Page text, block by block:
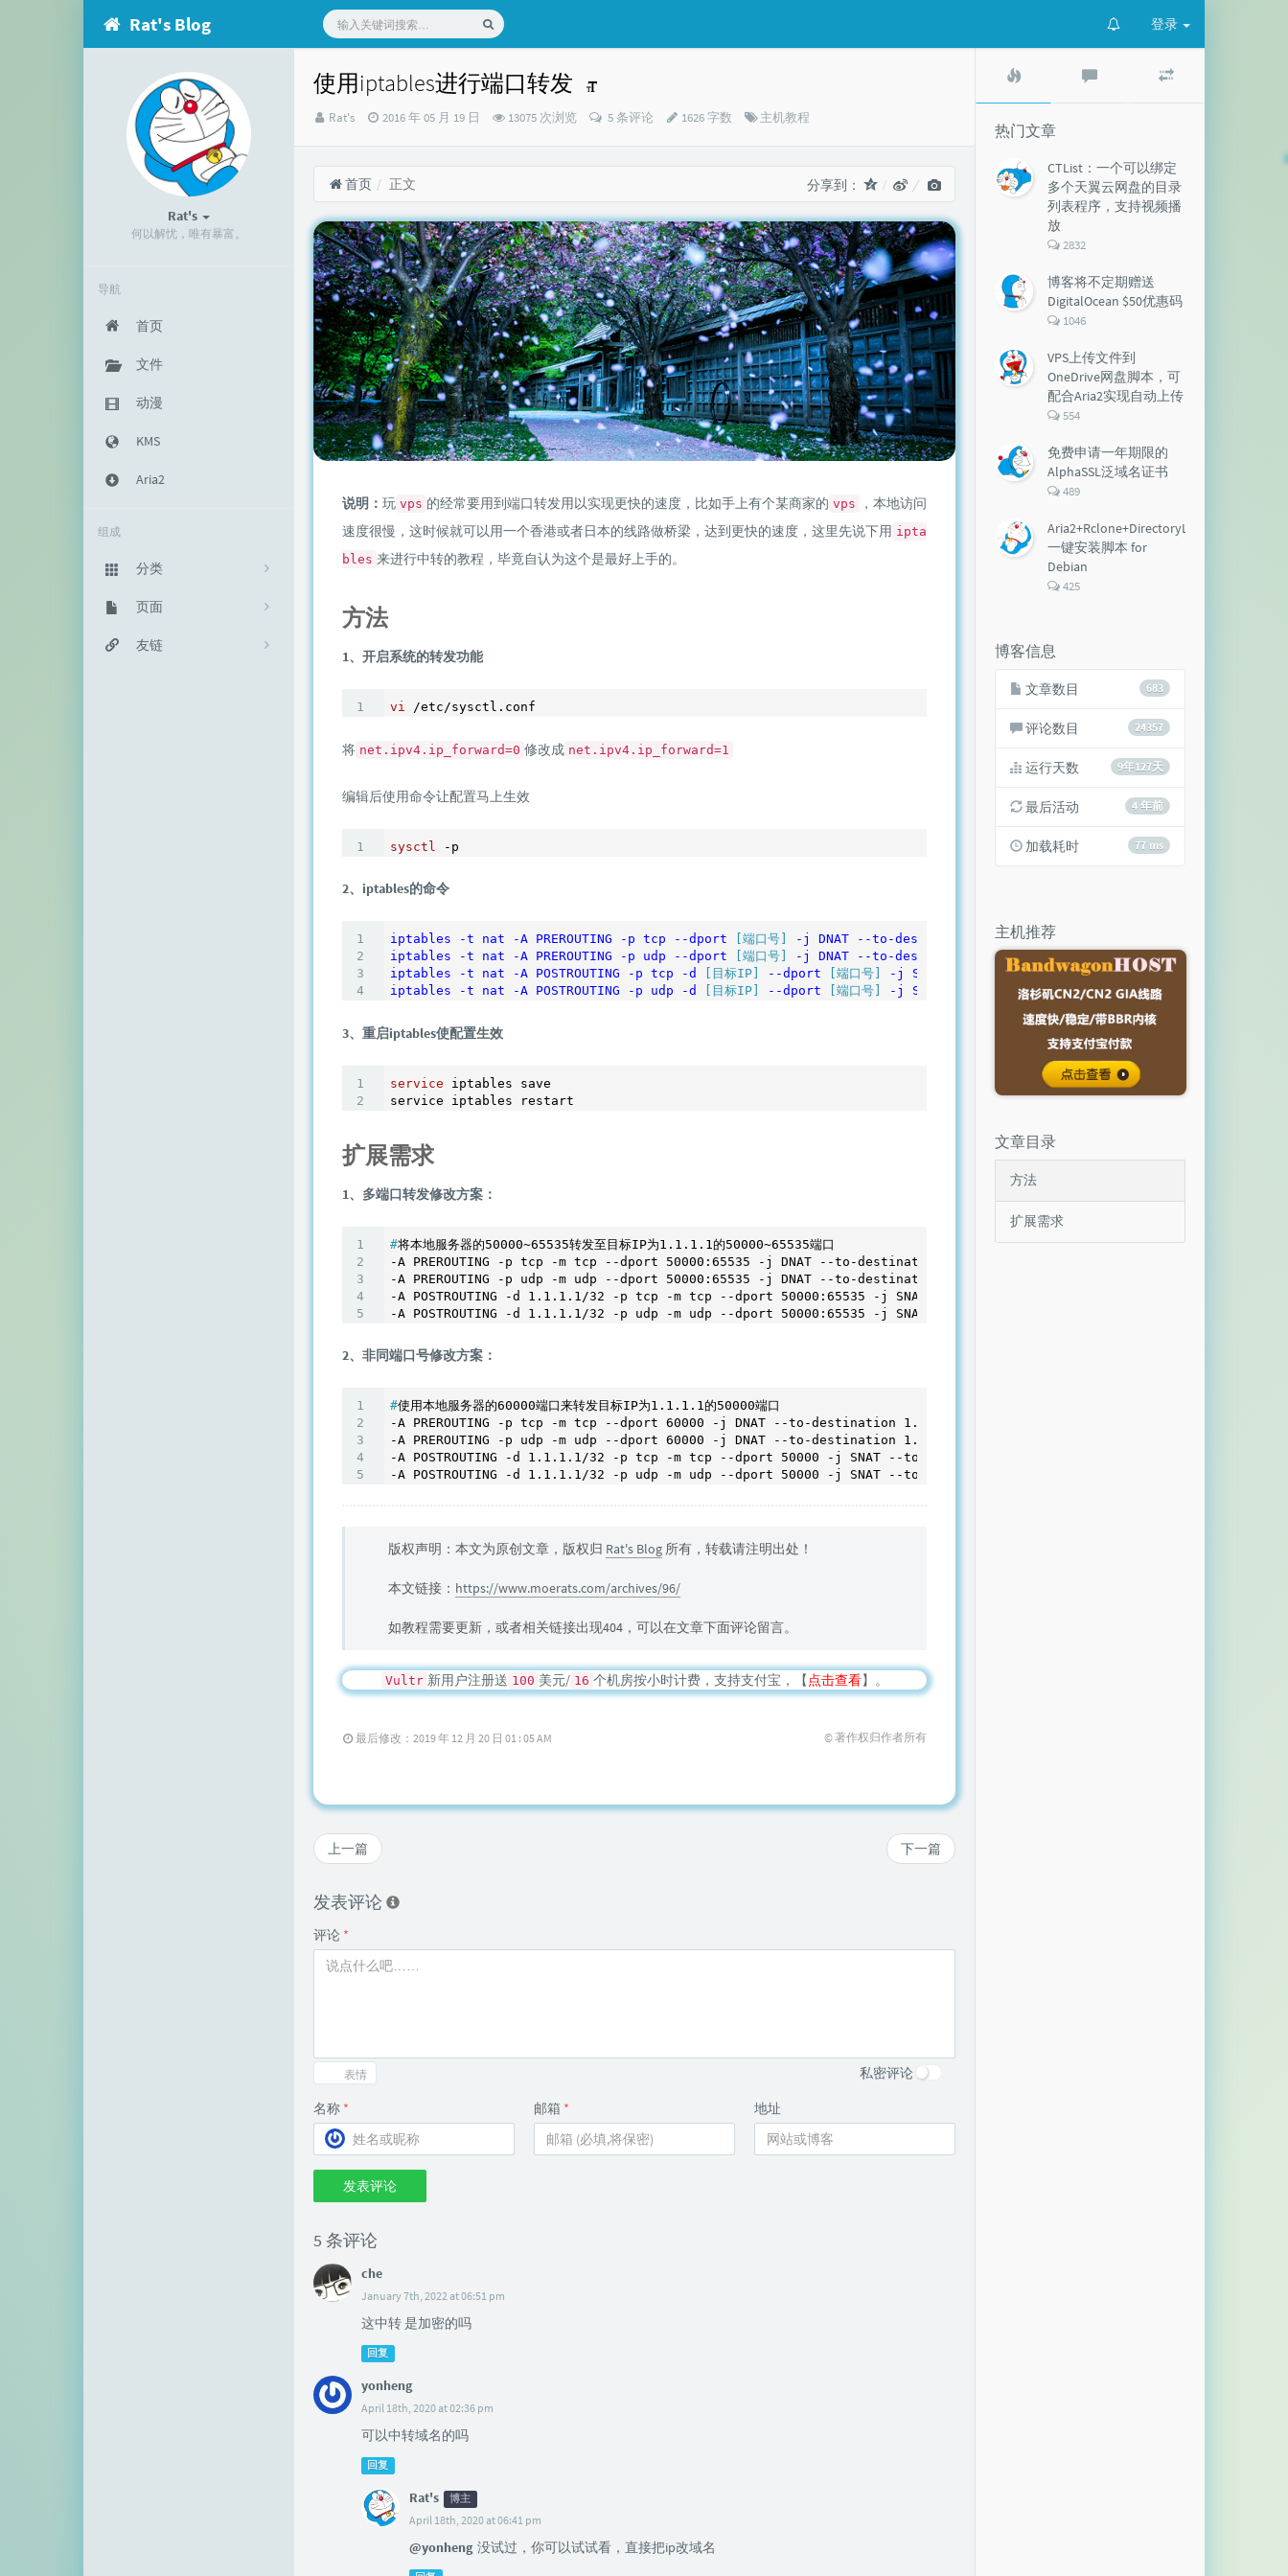
Rat's Blog 登录
Rat's
何以解忧，唯有暴富。
导航
首页
文件
动漫
KMS
Aria2
组成
分类
333
主机教程
235
建站知识
页面
归档栏
友链
使用iptables进行端口转发
博
Rat's
发
时
间：
2016 年 05 月 19 日 13075 次浏览 5 条评论 1626 字数
分
主机教程
首页 正文 分享到：
说明： 玩 vps 的经常要用到端口转发用以实现更快的速度，比如手上有个某商家的 vps
，本地访问
速度很慢，这时候就可以用一个香港或者日本的线路做桥梁，达到更快的速度，这里先说下用 ipta
bles 来进行中转的教程，毕竟自认为这个是最好上手的。
方法
1、开启系统的转发功能
vi
将 net.ipv4.ip_forward=0 修改成 net.ipv4.ip_forward=1
编辑后使用命令让配置马上生效
sysctl
2、iptables的命令
iptables -t nat -A PREROUTING -p tcp --dport [端口号] -j DNAT --to-destination
[目标IP]
iptables
-t nat -A PREROUTING -p udp --dport [端口号] -j DNAT --to-destination
[目标IP]
iptables
-t nat -A POSTROUTING -p tcp -d [目标IP] --dport [端口号] -j SNAT --to-source [本地服务器IP]
iptables
-t nat -A POSTROUTING -p udp -d [目标IP] --dport [端口号] -j SNAT --to-source [本地服务器IP]
3、重启iptables使配置生效
service iptables save
扩展需求
1、多端口转发修改方案：
#将本地服务器的50000~65535转发至目标IP为1.1.1.1的50000~65535端口
-A PREROUTING -p tcp -m tcp --dport 50000:65535 -j DNAT --to-destination 1.1.1.1
-A PREROUTING -p udp -m udp --dport 50000:65535 -j DNAT --to-destination 1.1.1.1
-A POSTROUTING -d 1.1.1.1/32 -p tcp -m tcp --dport 50000:65535 -j SNAT --to-source [本地服务器IP]
2、非同端口号修改方案：
#使用本地服务器的60000端口来转发目标IP为1.1.1.1的50000端口
-A PREROUTING -p tcp -m tcp --dport 60000 -j DNAT --to-destination 1.1.1.1:50000
-A PREROUTING -p udp -m udp --dport 60000 -j DNAT --to-destination 1.1.1.1:50000
-A POSTROUTING -d 1.1.1.1/32 -p tcp -m tcp --dport 50000 -j SNAT --to-source [本地服务器IP]
-A POSTROUTING -d 1.1.1.1/32 -p udp -m udp --dport 50000 -j SNAT --to-source [本地服务器IP]
版权声明：本文为原创文章，版权归 Rat's Blog 所有，转载请注明出处！
本文链接： https://www.moerats.com/archives/96/
如教程需要更新，或者相关链接出现404，可以在文章下面评论留言。
Vultr 新用户注册送 100 美元/ 16 个机房按小时计费，支持支付宝，【点击查看】。
最后修改：2019 年 12 月 20 日 01 : 05 AM © 著作权归作者所有
下一篇
上一篇
发表评论
评论 *
表情 私密评论
名称 * 邮箱 * 地址
发表评论
5 条评论
che
January 7th, 2022 at 06:51 pm
这中转 是加密的吗
回复
yonheng
April 18th, 2020 at 02:36 pm
可以中转域名的吗
回复
Rat's 博主
April 18th, 2020 at 06:41 pm
@yonheng 没试过，你可以试试看，直接把ip改域名
文
章
评
文
热门文章
CTList：一个可以绑定
多个天翼云网盘的目录
列表程序，支持视频播
放
评
数：
2832
博客将不定期赠送
DigitalOcean $50优惠码
评
数：
1046
VPS上传文件到
OneDrive网盘脚本，可
配合Aria2实现自动上传
评
数：
554
免费申请一年期限的
AlphaSSL泛域名证书
评
数：
489
Aria2+Rclone+DirectoryLister+Aria2Ng
一键安装脚本 for
Debian
评
425
博客信息
683
文章数目
24357
评论数目
9年127天
运行天数
4 年前
最后活动
77 ms
加载耗时
主机推荐
文章目录
方法
扩展需求